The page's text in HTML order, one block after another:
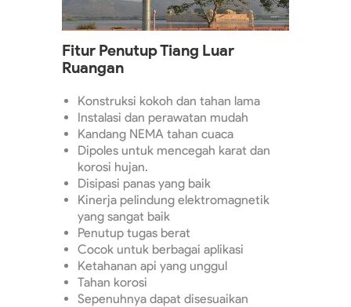
Fitur Penutup Tiang Luar
Ruangan
Konstruksi kokoh dan tahan lama
Instalasi dan perawatan mudah
Kandang NEMA tahan cuaca
Dipoles untuk mencegah karat dan
korosi hujan.
Disipasi panas yang baik
Kinerja pelindung elektromagnetik
yang sangat baik
Penutup tugas berat
Cocok untuk berbagai aplikasi
Ketahanan api yang unggul
Tahan korosi
Sepenuhnya dapat disesuaikan